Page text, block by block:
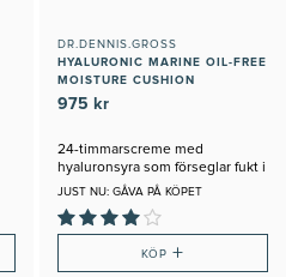
DR.DENNIS.GROSS
HYALURONIC MARINE OIL-FREE
MOISTURE CUSHION
975 kr
24-timmarscreme med
hyaluronsyra som förseglar fukt i
huden
JUST NU: GÅVA PÅ KÖPET
KÖP +